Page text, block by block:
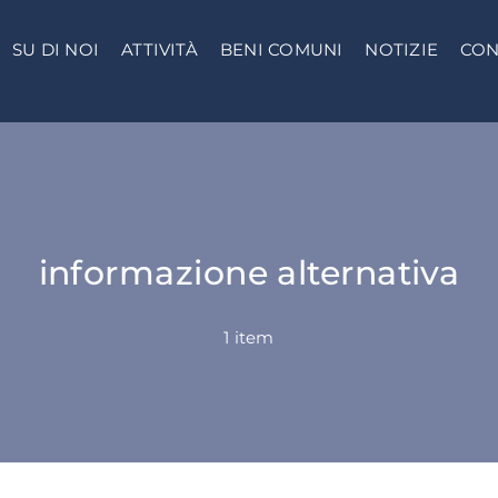
SU DI NOI ATTIVITÀ BENI COMUNI NOTIZIE
informazione alternativa
1 item